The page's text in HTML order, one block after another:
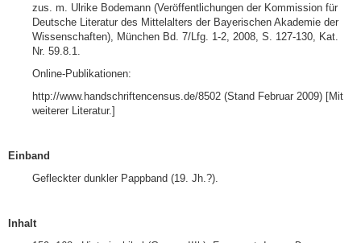
zus. m. Ulrike Bodemann (Veröffentlichungen der Kommission für
Deutsche Literatur des Mittelalters der Bayerischen Akademie der
Wissenschaften), München Bd. 7/Lfg. 1-2, 2008, S. 127-130, Kat.
Nr. 59.8.1.
Online-Publikationen:
http://www.handschriftencensus.de/8502 (Stand Februar 2009) [Mit
weiterer Literatur.]
Einband
Gefleckter dunkler Pappband (19. Jh.?).
Inhalt